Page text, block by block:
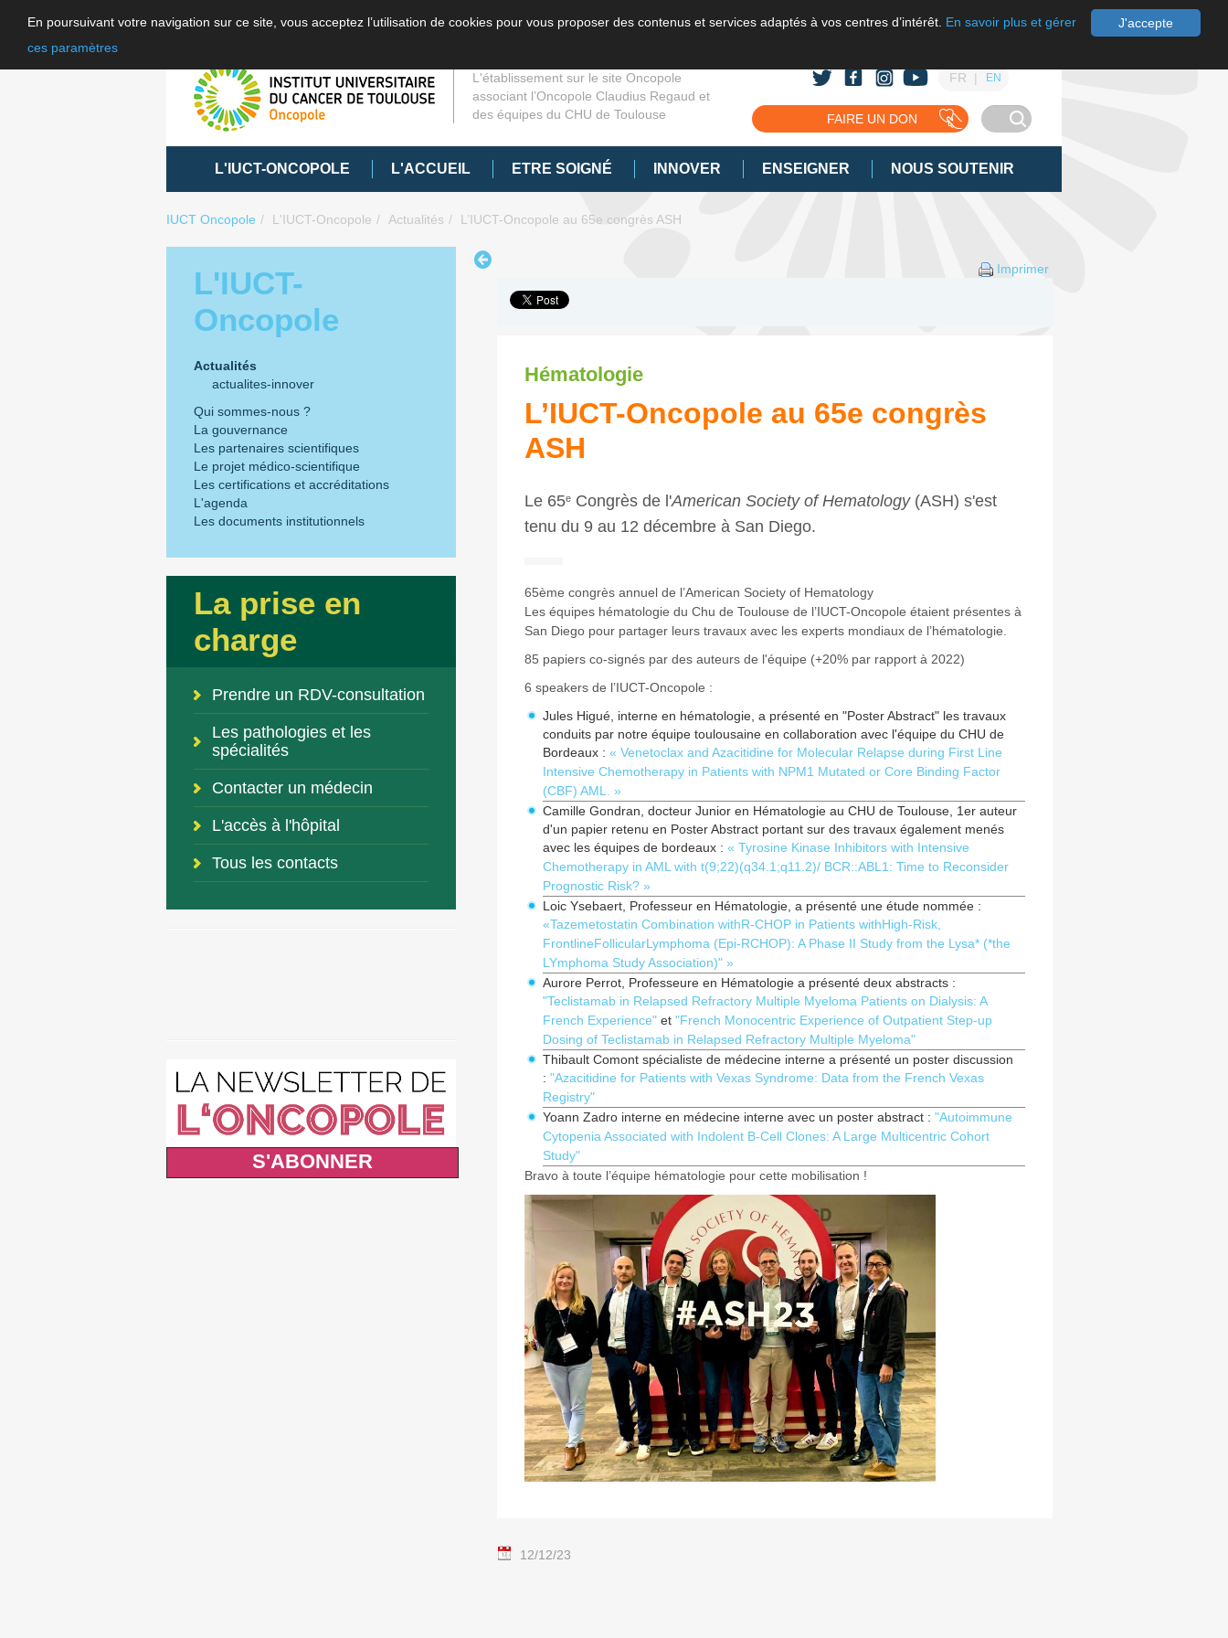
J'accepte
En poursuivant votre navigation sur ce site, vous acceptez l’utilisation de cookies pour vous proposer des contenus et services adaptés à vos centres d’intérêt. En savoir plus et gérer
ces paramètres
L'établissement sur le site Oncopole
associant l’Oncopole Claudius Regaud et
des équipes du CHU de Toulouse
FR EN
FAIRE UN DON
L'IUCT-ONCOPOLE L'ACCUEIL ETRE SOIGNÉ INNOVER ENSEIGNER NOUS SOUTENIR
IUCT Oncopole L'IUCT-Oncopole Actualités L’IUCT-Oncopole au 65e congrès ASH
L'IUCT-
Oncopole
Actualités
actualites-innover
Qui sommes-nous ?
La gouvernance
Les partenaires scientifiques
Le projet médico-scientifique
Les certifications et accréditations
L'agenda
Les documents institutionnels
La prise en
charge
Prendre un RDV-consultation
Les pathologies et les
spécialités
Contacter un médecin
L'accès à l'hôpital
Tous les contacts
S'ABONNER
Imprimer
Hématologie
L’IUCT-Oncopole au 65e congrès
ASH
Le 65eCongrès de l'American Society of Hematology(ASH) s'est
tenu du 9 au 12 décembre à San Diego.
65ème congrès annuel de l’American Society of Hematology
Les équipes hématologie du Chu de Toulouse de l’IUCT-Oncopole étaient présentes à
San Diego pour partager leurs travaux avec les experts mondiaux de l’hématologie.
85 papiers co-signés par des auteurs de l'équipe (+20% par rapport à 2022)
6 speakers de l’IUCT-Oncopole :
Jules Higué, interne en hématologie, a présenté en "Poster Abstract" les travaux
conduits par notre équipe toulousaine en collaboration avec l'équipe du CHU de
Bordeaux : « Venetoclax and Azacitidine for Molecular Relapse during First Line
Intensive Chemotherapy in Patients with NPM1 Mutated or Core Binding Factor
(CBF) AML. »
Camille Gondran, docteur Junior en Hématologie au CHU de Toulouse, 1er auteur
d'un papier retenu en Poster Abstract portant sur des travaux également menés
avec les équipes de bordeaux : « Tyrosine Kinase Inhibitors with Intensive
Chemotherapy in AML with t(9;22)(q34.1;q11.2)/ BCR::ABL1: Time to Reconsider
Prognostic Risk? »
Loic Ysebaert, Professeur en Hématologie, a présenté une étude nommée :
«Tazemetostatin Combination withR-CHOP in Patients withHigh-Risk,
FrontlineFollicularLymphoma (Epi-RCHOP): A Phase II Study from the Lysa* (*the
LYmphoma Study Association)" »
Aurore Perrot, Professeure en Hématologie a présenté deux abstracts :
"Teclistamab in Relapsed Refractory Multiple Myeloma Patients on Dialysis: A
French Experience"et "French Monocentric Experience of Outpatient Step-up
Dosing of Teclistamab in Relapsed Refractory Multiple Myeloma"
Thibault Comont spécialiste de médecine interne a présenté un poster discussion
: "Azacitidine for Patients with Vexas Syndrome: Data from the French Vexas
Registry"
Yoann Zadro interne en médecine interne avec un poster abstract : "Autoimmune
Cytopenia Associated with Indolent B-Cell Clones: A Large Multicentric Cohort
Study"
Bravo à toute l’équipe hématologie pour cette mobilisation !
12/12/23